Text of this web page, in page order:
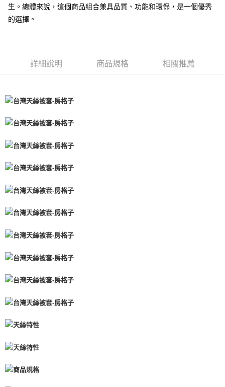
付款後7-11取貨
每筆NT$60
生。總體來說，這個商品組合兼具品質、功能和環保，是一個優秀
的選擇。
詳細說明 商品規格 相關推薦